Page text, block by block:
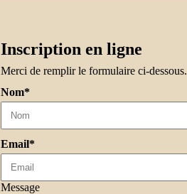
Inscription en ligne
Merci de remplir le formulaire ci-dessous.
Nom*
Email*
Message